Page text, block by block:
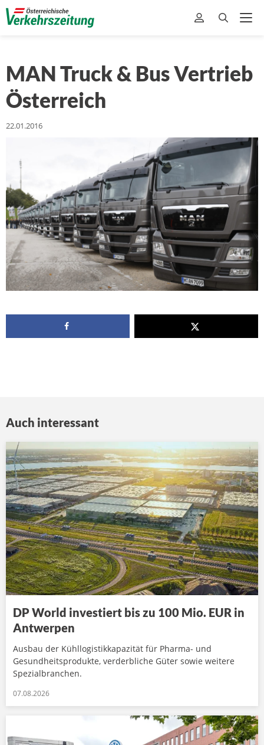
MAN Truck & Bus Vertrieb
Österreich
22.01.2016
Auch interessant
DP World investiert bis zu 100 Mio. EUR in
Antwerpen
Ausbau der Kühllogistikkapazität für Pharma- und
Gesundheitsprodukte, verderbliche Güter sowie weitere
Spezialbranchen.
07.08.2026